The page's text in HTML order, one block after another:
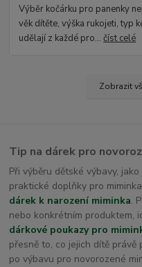
Výběr kočárku pro panenky
věk dítěte, výška rukojeti, typ
udělají z každé pro...číst celé
Zobrazit
Tip na dárek pro
Při výběru dětské výbavy,
praktické doplňky pro
dárek k narození miminka.
nebo konkrétním produktem,
dárkové poukazy pro
přesně to, co jejich dítě
po výbavu pro novorozené